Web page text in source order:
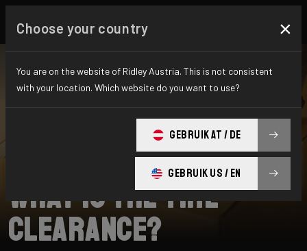
What is the tire
clearance?
Choose your country ×
You are on the website of Ridley Austria. This is not consistent
with your location. Which website do you want to use?
GEBRUIK AT / DE
GEBRUIK US / EN